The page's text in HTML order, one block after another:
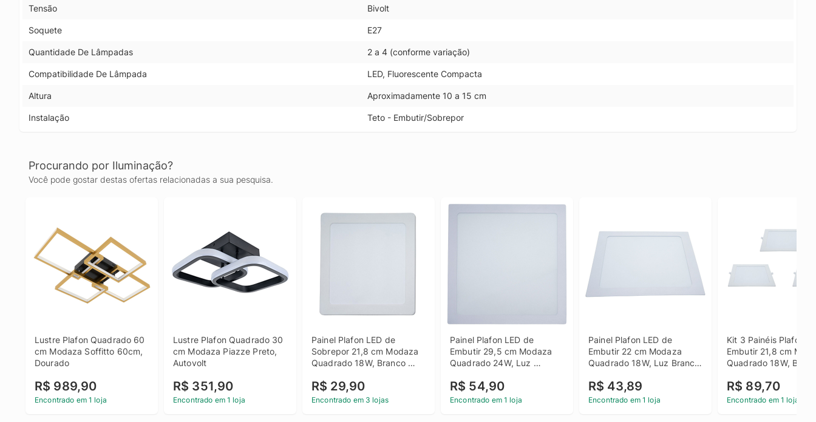
Tensão Bivolt
Soquete E27
Quantidade De Lâmpadas 2 a 4 (conforme variação)
Compatibilidade De Lâmpada LED, Fluorescente Compacta
Altura Aproximadamente 10 a 15 cm
Instalação Teto - Embutir/Sobrepor
Procurando por Iluminação?
Você pode gostar destas ofertas relacionadas a sua pesquisa.
Lustre Plafon Quadrado 60
cm Modaza Soffitto 60cm,
Dourado
R$ 989,90
Encontrado em 1 loja
Lustre Plafon Quadrado 30
cm Modaza Piazze Preto,
Autovolt
R$ 351,90
Encontrado em 1 loja
Painel Plafon LED de
Sobrepor 21,8 cm Modaza
Quadrado 18W, Branco
R$ 29,90
Encontrado em 3 lojas
Painel Plafon LED de
Embutir 29,5 cm Modaza
Quadrado 24W, Luz
R$ 54,90
Encontrado em 1 loja
Painel Plafon LED de
Embutir 22 cm Modaza
Quadrado 18W, Luz Branca
R$ 43,89
Encontrado em 1 loja
Kit 3 Painéis Plafon
Embutir 21,8 cm
Quadrado 18W,
R$ 89,70
Encontrado em 1 loja